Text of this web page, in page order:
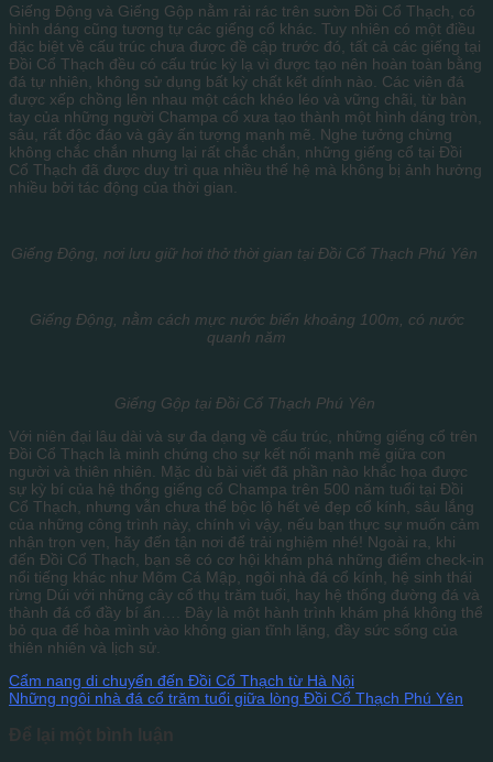
Giếng Động và Giếng Gộp nằm rải rác trên sườn Đồi Cổ Thạch, có
hình dáng cũng tương tự các giếng cổ khác. Tuy nhiên có một điều
đặc biệt về cấu trúc chưa được đề cập trước đó, tất cả các giếng tại
Đồi Cổ Thạch đều có cấu trúc kỳ lạ vì được tạo nên hoàn toàn bằng
đá tự nhiên, không sử dụng bất kỳ chất kết dính nào. Các viên đá
được xếp chồng lên nhau một cách khéo léo và vững chãi, từ bàn
tay của những người Champa cổ xưa tạo thành một hình dáng tròn,
sâu, rất độc đáo và gây ấn tượng mạnh mẽ. Nghe tưởng chừng
không chắc chắn nhưng lại rất chắc chắn, những giếng cổ tại Đồi
Cổ Thạch đã được duy trì qua nhiều thế hệ mà không bị ảnh hưởng
nhiều bởi tác động của thời gian.
Giếng Động, nơi lưu giữ hơi thở thời gian tại Đồi Cổ Thạch Phú Yên
Giếng Động, nằm cách mực nước biển khoảng 100m, có nước
quanh năm
Giếng Gộp tại Đồi Cổ Thạch Phú Yên
Với niên đại lâu dài và sự đa dạng về cấu trúc, những giếng cổ trên
Đồi Cổ Thạch là minh chứng cho sự kết nối mạnh mẽ giữa con
người và thiên nhiên. Mặc dù bài viết đã phần nào khắc họa được
sự kỳ bí của hệ thống giếng cổ Champa trên 500 năm tuổi tại Đồi
Cổ Thạch, nhưng vẫn chưa thể bộc lộ hết vẻ đẹp cổ kính, sâu lắng
của những công trình này, chính vì vậy, nếu bạn thực sự muốn cảm
nhận trọn vẹn, hãy đến tận nơi để trải nghiệm nhé! Ngoài ra, khi
đến Đồi Cổ Thạch, bạn sẽ có cơ hội khám phá những điểm check-in
nổi tiếng khác như Mõm Cá Mập, ngôi nhà đá cổ kính, hệ sinh thái
rừng Dúi với những cây cổ thụ trăm tuổi, hay hệ thống đường đá và
thành đá cổ đầy bí ẩn…. Đây là một hành trình khám phá không thể
bỏ qua để hòa mình vào không gian tĩnh lặng, đầy sức sống của
thiên nhiên và lịch sử.
Cẩm nang di chuyển đến Đồi Cổ Thạch từ Hà Nội
Những ngôi nhà đá cổ trăm tuổi giữa lòng Đồi Cổ Thạch Phú Yên
Để lại một bình luận